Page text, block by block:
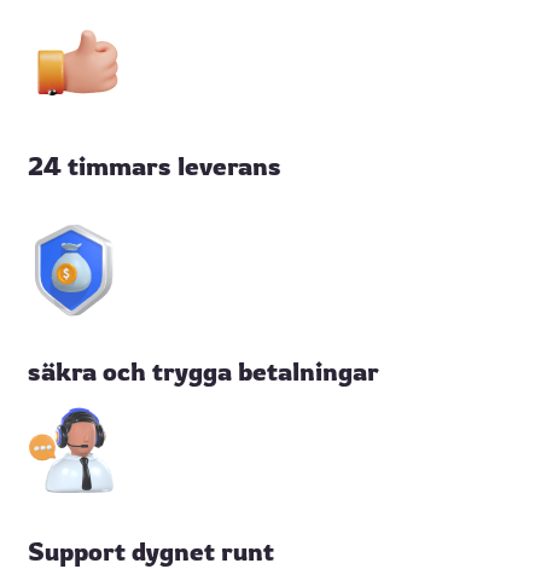
24 timmars leverans
säkra och trygga betalningar
Support dygnet runt